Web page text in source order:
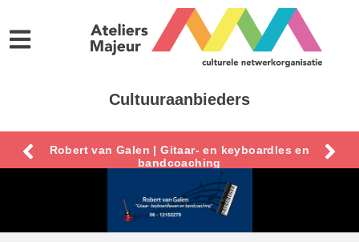
Cultuuraanbieders
Robert van Galen | Gitaar- en keyboardles en
bandcoaching